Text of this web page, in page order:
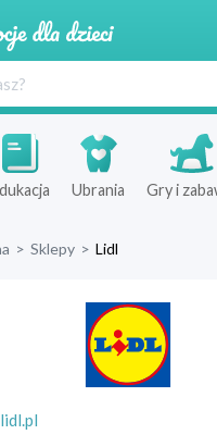
Produkty
Sklepy
Ubrania Gry i
> Sklepy > Lidl